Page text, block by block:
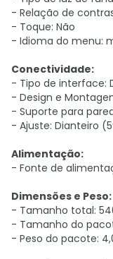
- Relação de
- Toque: Não
- Idioma do menu:
Conectividade:
- Tipo de interface:
- Design e
- Suporte para
- Ajuste: Dianteiro
Alimentação:
- Fonte de
Dimensões e Peso:
- Tamanho total:
- Tamanho do
- Peso do pacote: